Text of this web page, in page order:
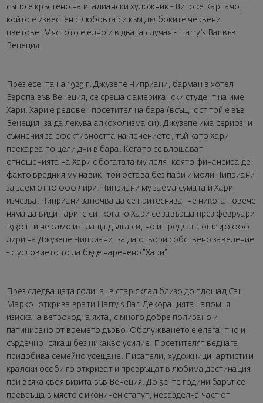
също е кръстено на италиански художник - Виторе Карпачо,
който е известен с любовта си към дълбоките червени
цветове. Мястото е едно и в двата случая - Harry’s Bar във
Венеция.
През есента на 1929 г. Джузепе Чиприани, барман в хотел
Европа във Венеция, се среща с американски студент на име
Хари. Хари е редовен посетител на бара (всъщност той е във
Венеция, за да лекува алкохолизма си). Джузепе има сериозни
съмнения за ефективността на лечението, тъй като Хари
прекарва по цели дни в бара. Когато се влошават
отношенията на Хари с богатата му леля, която финансира де
факто вредния му навик, той остава без пари и моли Чиприани
за заем от 10 000 лири. Чиприани му заема сумата и Хари
изчезва. Чиприани започва да се притеснява, че никога повече
няма да види парите си, когато Хари се завърща през февруари
1930 г. и не само изплаща дълга си, но и предлага още 40 000
лири на Джузепе Чиприани, за да отвори собствено заведение
- с условието то да бъде наречено “Хари”.
През следващата година, в стар склад близо до площад Сан
Марко, открива врати Harry’s Bar. Декорацията напомня
изискана ветроходна яхта, с много добре полирано и
патинирано от времето дърво. Обслужването е елегантно и
сърдечно, сякаш без никакво усилие. Посетителят веднага
придобива семейно усещане. Писатели, художници, артисти и
кралски особи го откриват и превръщат в любима дестинация
при всяка своя визита във Венеция. До 50-те години барът се
превръща в място с иконичен статут, неразделна част от